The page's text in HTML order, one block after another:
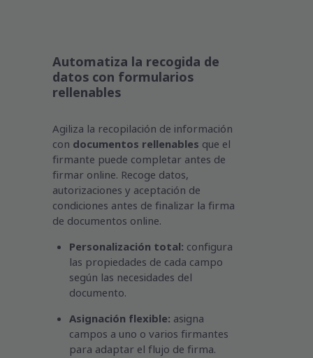
Automatiza la recogida de
datos con formularios
rellenables
Agiliza la recopilación de información
con documentos rellenables que el
firmante puede completar antes de
firmar online. Recoge datos,
autorizaciones y aceptación de
condiciones antes de finalizar la firma
de documentos online.
Personalización total: configura
las propiedades de cada campo
según las necesidades del
documento.
Asignación flexible: asigna
campos a uno o varios firmantes
para adaptar el flujo de firma.